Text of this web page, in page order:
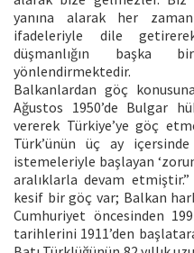
yanına alarak her zaman
ifadeleriyle dile
düşmanlığın başka
yönlendirmektedir.
Balkanlardan göç
Ağustos 1950’de Bulgar
vererek Türkiye’ye göç
Türk’ünün üç ay
istemeleriyle başlayan
aralıklarla devam
kesif bir göç var; Balkan
Cumhuriyet öncesinden
tarihlerini 1911’den